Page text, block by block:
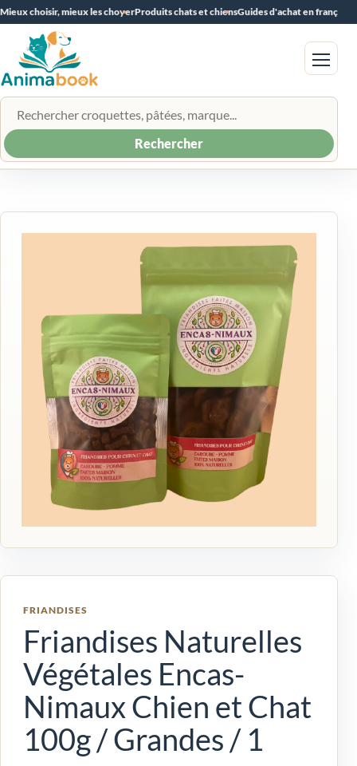
Mieux choisir, mieux les choyerProduits chats et chiensGuides d'achat en français
Rechercher un produit
Rechercher
Menu
FRIANDISES
Friandises Naturelles
Végétales Encas-
Nimaux Chien et Chat
100g / Grandes / 1